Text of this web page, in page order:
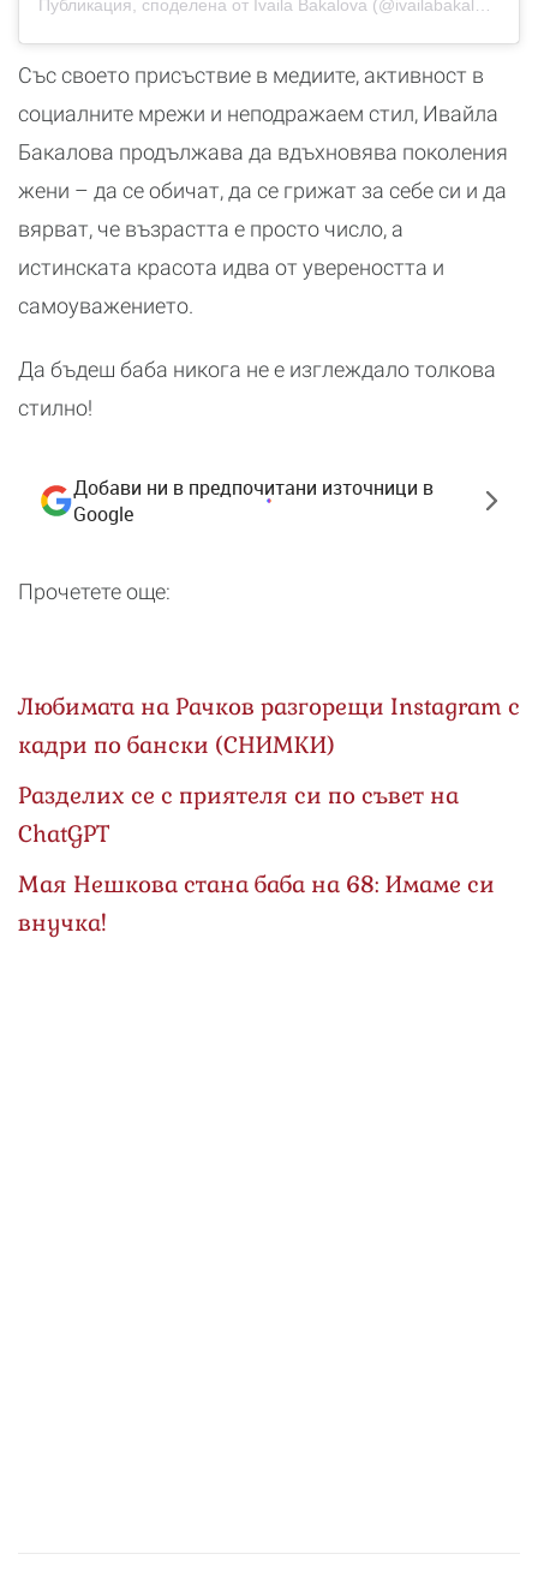
Със своето присъствие в медиите, активност в
социалните мрежи и неподражаем стил, Ивайла
Бакалова продължава да вдъхновява поколения
жени – да се обичат, да се грижат за себе си и да
вярват, че възрастта е просто число, а
истинската красота идва от увереността и
самоуважението.
Да бъдеш баба никога не е изглеждало толкова
стилно!
Добави ни в предпочитани източници в
Google
Прочетете още:
Любимата на Рачков разгорещи Instagram с
кадри по бански (СНИМКИ)
Разделих се с приятеля си по съвет на
ChatGPT
Мая Нешкова стана баба на 68: Имаме си
внучка!